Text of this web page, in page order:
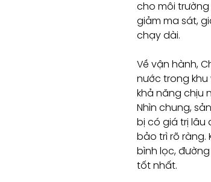
cho môi
giảm ma sát,
chạy dài.
Về vận hành,
nước trong
khả năng chịu
Nhìn chung,
bị có giá trị lâu
bảo trì rõ ràng.
bình lọc,
tốt nhất.